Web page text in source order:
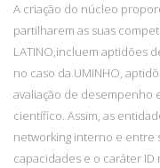
A criação do núcleo
partilharem as suas
LATINO,incluem aptidões
no caso da UMINHO,
avaliação de
científico. Assim, as
networking interno e entre
capacidades e o caráter